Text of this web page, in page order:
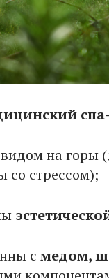
на горы
со стрессом);
с медом,